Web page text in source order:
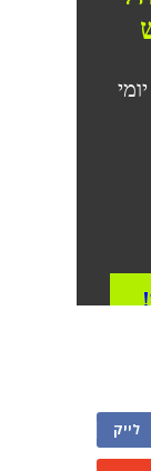
לייק